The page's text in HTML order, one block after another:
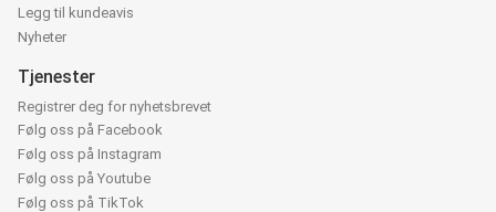
Legg til kundeavis
Nyheter
Tjenester
Registrer deg for nyhetsbrevet
Følg oss på Facebook
Følg oss på Instagram
Følg oss på Youtube
Følg oss på TikTok